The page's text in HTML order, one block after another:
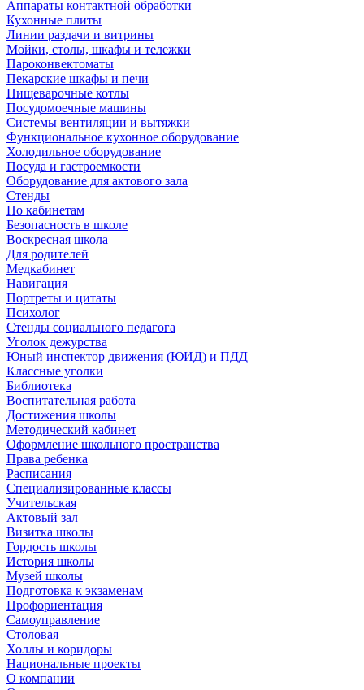
Аппараты контактной обработки
Кухонные плиты
Линии раздачи и витрины
Мойки, столы, шкафы и тележки
Пароконвектоматы
Пекарские шкафы и печи
Пищеварочные котлы
Посудомоечные машины
Системы вентиляции и вытяжки
Функциональное кухонное оборудование
Холодильное оборудование
Посуда и гастроемкости
Оборудование для актового зала
Стенды
По кабинетам
Безопасность в школе
Воскресная школа
Для родителей
Медкабинет
Навигация
Портреты и цитаты
Психолог
Стенды социального педагога
Уголок дежурства
Юный инспектор движения (ЮИД) и ПДД
Классные уголки
Библиотека
Воспитательная работа
Достижения школы
Методический кабинет
Оформление школьного пространства
Права ребенка
Расписания
Специализированные классы
Учительская
Актовый зал
Визитка школы
Гордость школы
История школы
Музей школы
Подготовка к экзаменам
Профориентация
Самоуправление
Столовая
Холлы и коридоры
Национальные проекты
О компании